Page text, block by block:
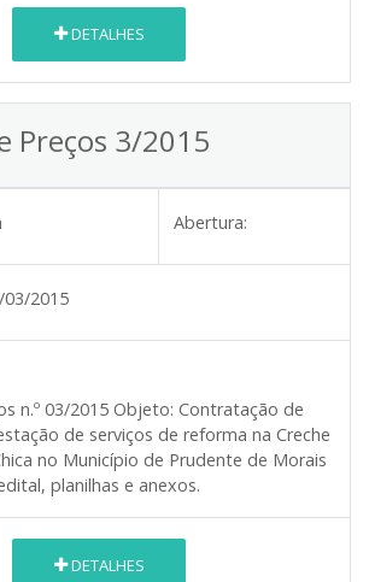
DETALHES
Preços 3/2015
Abertura:
03/2015
n.º 03/2015 Objeto: Contratação de
de serviços de reforma na Creche
no Município de Prudente de Morais
planilhas e anexos.
DETALHES